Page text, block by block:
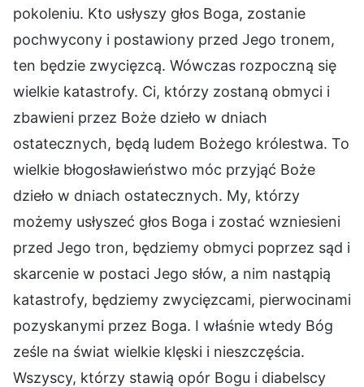
pokoleniu. Kto usłyszy głos Boga, zostanie
pochwycony i postawiony przed Jego tronem,
ten będzie zwycięzcą. Wówczas rozpoczną się
wielkie katastrofy. Ci, którzy zostaną obmyci i
zbawieni przez Boże dzieło w dniach
ostatecznych, będą ludem Bożego królestwa. To
wielkie błogosławieństwo móc przyjąć Boże
dzieło w dniach ostatecznych. My, którzy
możemy usłyszeć głos Boga i zostać wzniesieni
przed Jego tron, będziemy obmyci poprzez sąd i
skarcenie w postaci Jego słów, a nim nastąpią
katastrofy, będziemy zwycięzcami, pierwocinami
pozyskanymi przez Boga. I właśnie wtedy Bóg
ześle na świat wielkie klęski i nieszczęścia.
Wszyscy, którzy stawią opór Bogu i diabelscy